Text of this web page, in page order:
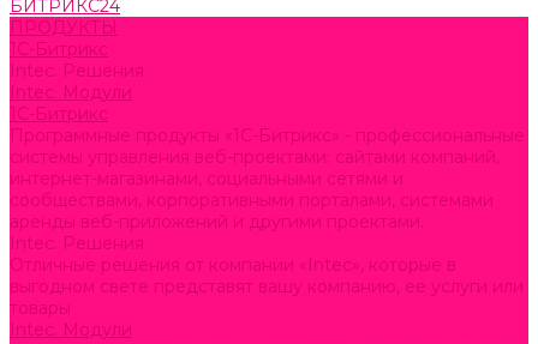
БИТРИКС24
ПРОДУКТЫ
1С-Битрикс
Intec. Решения
Intec. Модули
1С-Битрикс
Программные продукты «1С-Битрикс» - профессиональные
системы управления веб-проектами: сайтами компаний,
интернет-магазинами, социальными сетями и
сообществами, корпоративными порталами, системами
аренды веб-приложений и другими проектами.
Intec. Решения
Отличные решения от компании «Intec», которые в
выгодном свете представят вашу компанию, ее услуги или
товары
Intec. Модули